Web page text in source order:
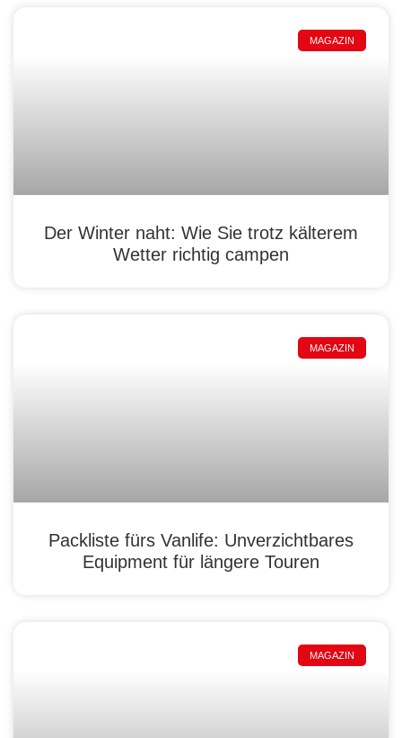
MAGAZIN
Der Winter naht: Wie Sie trotz kälterem
Wetter richtig campen
MAGAZIN
Packliste fürs Vanlife: Unverzichtbares
Equipment für längere Touren
MAGAZIN